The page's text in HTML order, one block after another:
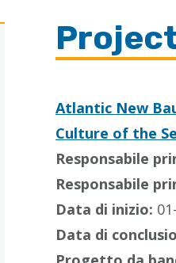
Atlantic New
Culture of the
Responsabile
Responsabile
Data di inizio:
Data di